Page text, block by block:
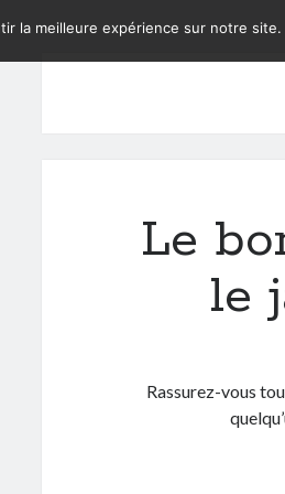
Le
le
Rassurez-vous
la meilleure expérience sur notre